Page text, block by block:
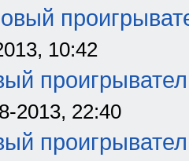
10:42
2013, 22:40